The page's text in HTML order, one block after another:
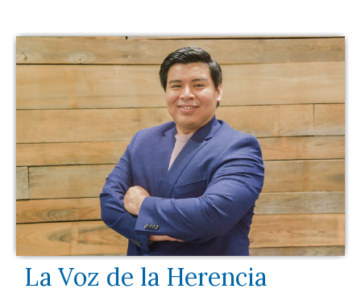
La Voz de la Herencia